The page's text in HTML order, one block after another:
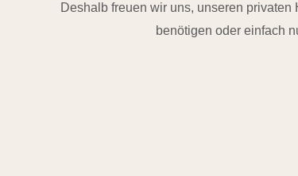
Deshalb freuen wir uns, unseren
benötigen oder einfach